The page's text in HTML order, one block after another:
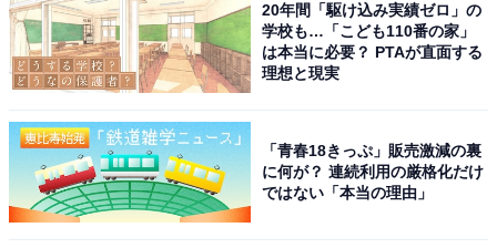
20年間「駆け込み実績ゼロ」の
学校も…「こども110番の家」
は本当に必要？ PTAが直面する
理想と現実
「青春18きっぷ」販売激減の裏
に何が？ 連続利用の厳格化だけ
ではない「本当の理由」